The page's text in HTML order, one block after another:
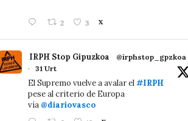
2 3 X
IRPH Stop Gipuzkoa
@irphstop_gpzkoa
·
31 Urt
El Supremo vuelve a avalar el#IRPH
pese al criterio de Europa
vía @diariovasco